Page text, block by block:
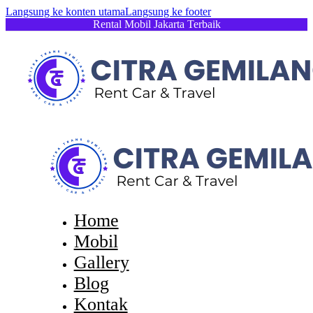
Langsung ke konten utamaLangsung ke footer
Rental Mobil Jakarta Terbaik
Home
Mobil
Gallery
Blog
Kontak